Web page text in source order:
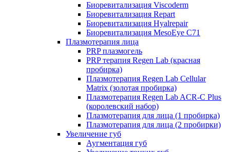
Биоревитализация Viscoderm
Биоревитализация Repart
Биоревитализация Hyalrepair
Биоревитализация MesoEye C71
Плазмотерапия лица
PRP плазмогель
PRP терапия Regen Lab (красная
пробирка)
Плазмотерапия Regen Lab Cellular
Matrix (золотая пробирка)
Плазмотерапия Regen Lab ACR-C Plus
(королевский набор)
Плазмотерапия для лица (1 пробирка)
Плазмотерапия для лица (2 пробирки)
Увеличение губ
Аугментация губ